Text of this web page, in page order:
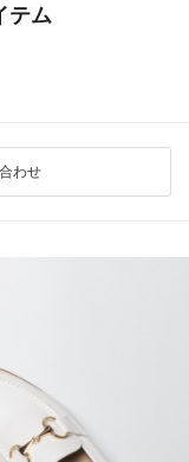
テム
わせ